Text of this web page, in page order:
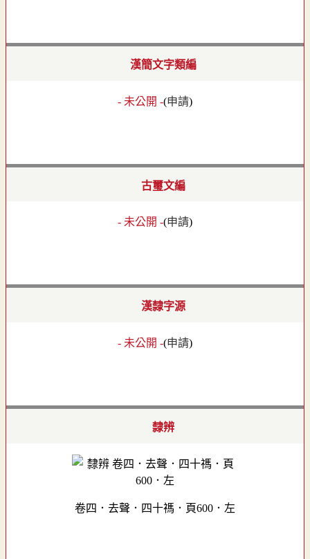
漢簡文字類編
- 未公開 -(申請)
古璽文編
- 未公開 -(申請)
漢隸字源
- 未公開 -(申請)
隸辨
卷四．去聲．四十禡．頁600．左